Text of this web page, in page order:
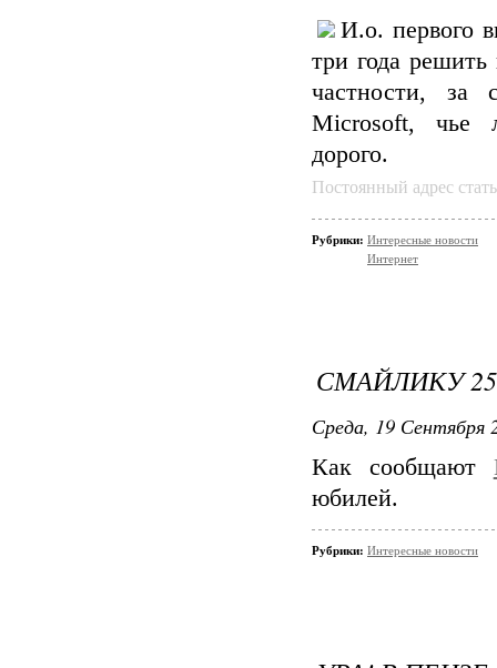
И.о. первого
три года
частности, за
Microsoft, чье
дорого.
Постоянный адрес
Рубрики: Интересные новости
Интернет
СМАЙЛИКУ
Среда, 19 Сентября
Как сообщают
юбилей.
Рубрики: Интересные новости